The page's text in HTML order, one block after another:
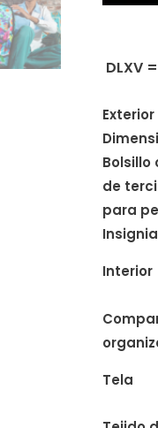
DLXV
Exterior
de
para
Interior
Tela